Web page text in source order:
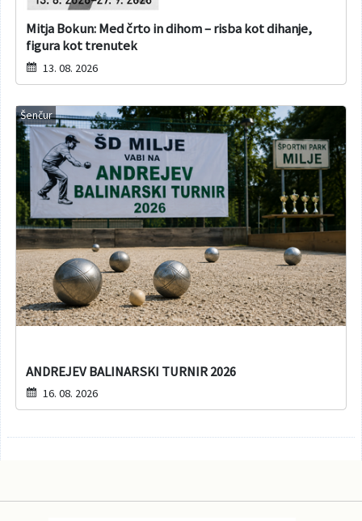
Mitja Bokun: Med črto in dihom – risba kot dihanje,
figura kot trenutek
13. 08. 2026
Šenčur
ANDREJEV BALINARSKI TURNIR 2026
16. 08. 2026